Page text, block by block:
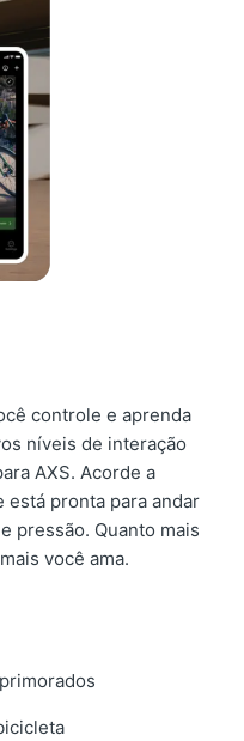
controle e aprenda
níveis de interação
AXS. Acorde a
está pronta para andar
pressão. Quanto mais
você ama.